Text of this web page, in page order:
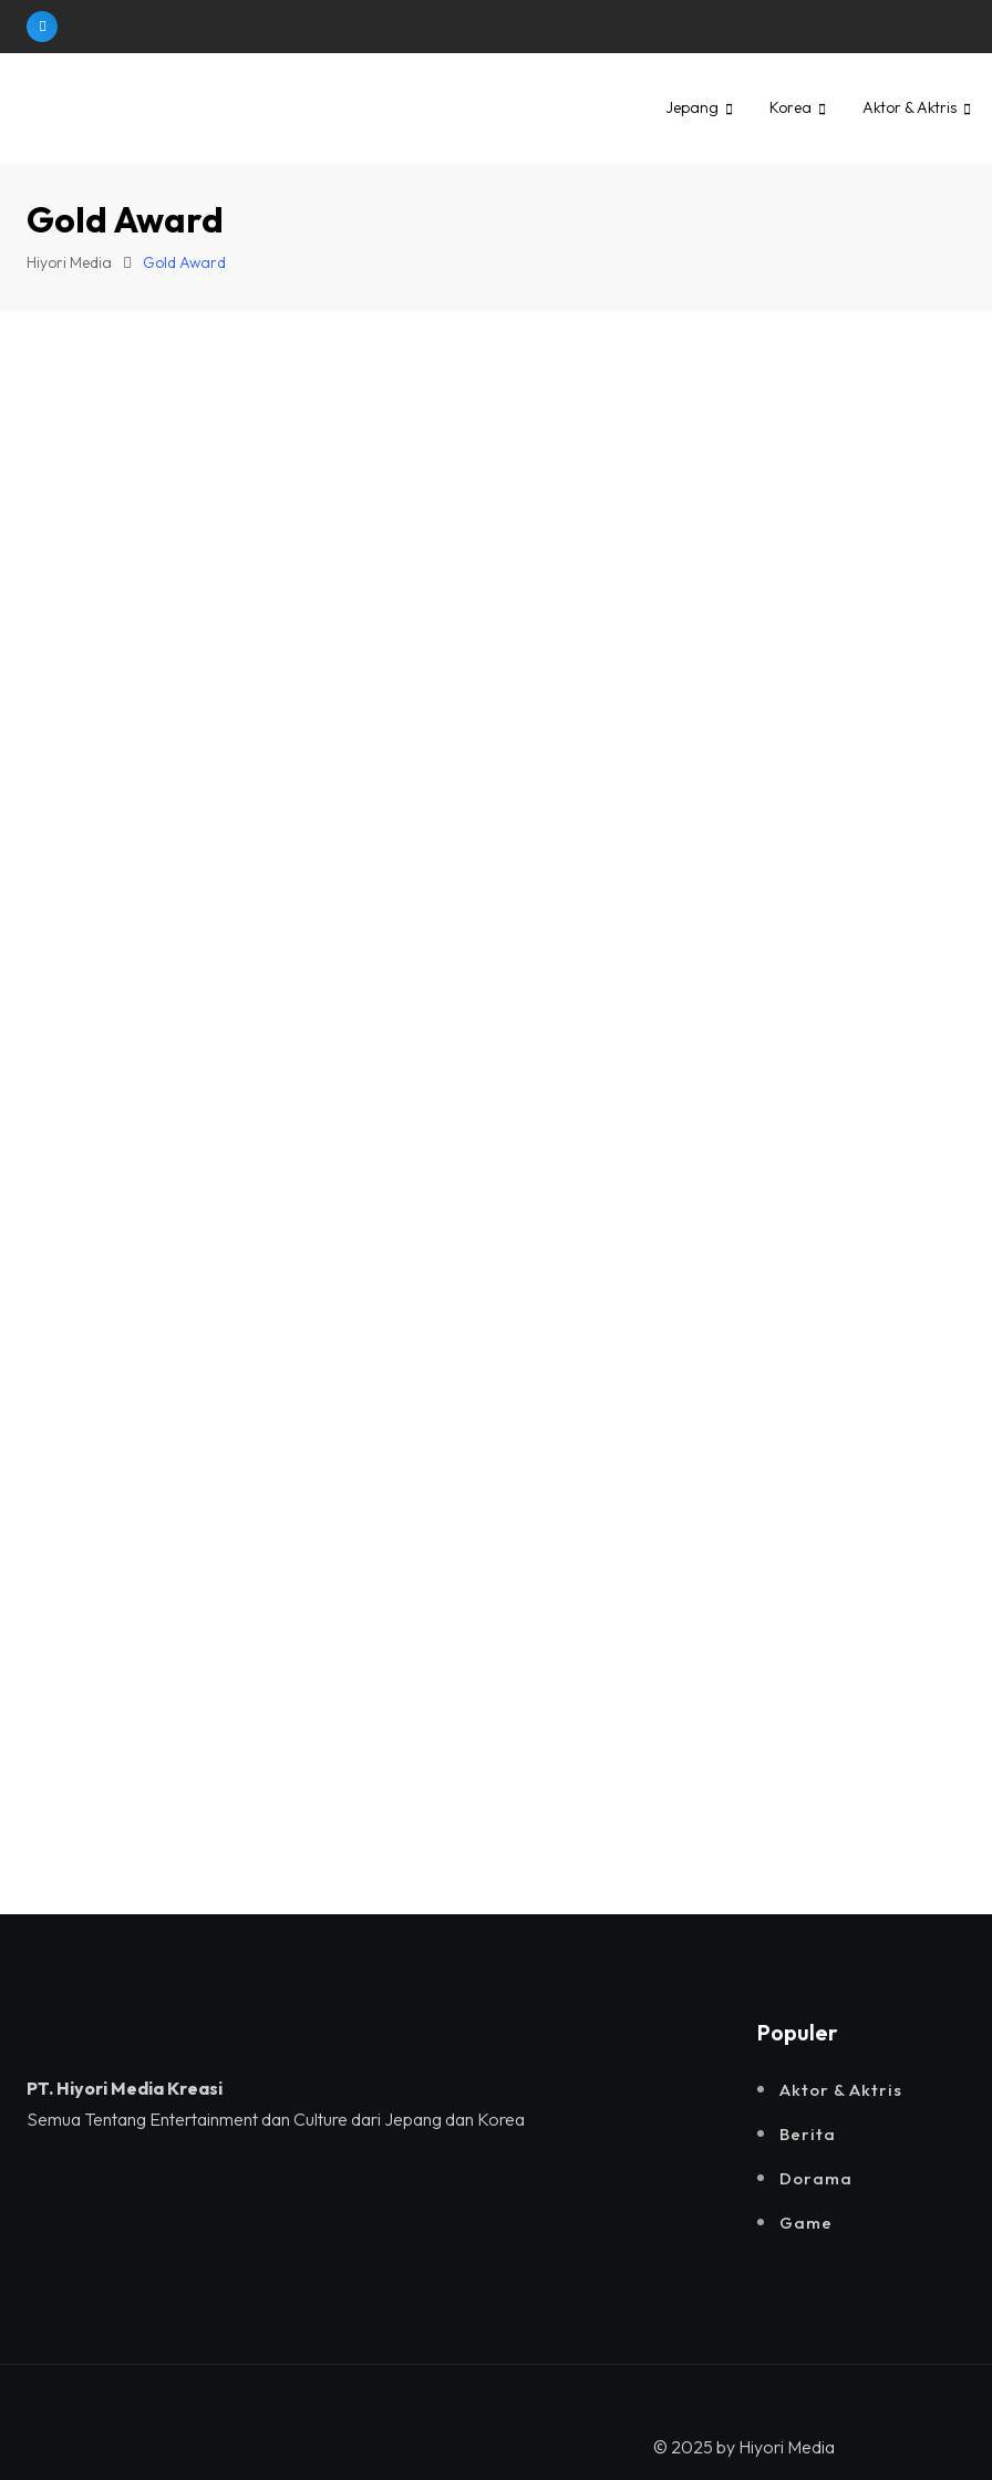
Skip
Jepang Korea Aktor & Aktris
Gold Award
Hiyori Media Gold Award
PT. Hiyori Media Kreasi
Semua Tentang Entertainment dan Culture dari Jepang dan Korea
Populer
Aktor & Aktris
Berita
Dorama
Game
© 2025 by Hiyori Media